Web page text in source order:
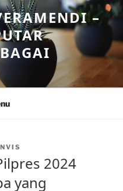
–
2024
yang